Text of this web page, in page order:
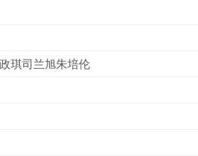
琪司兰旭朱培伦